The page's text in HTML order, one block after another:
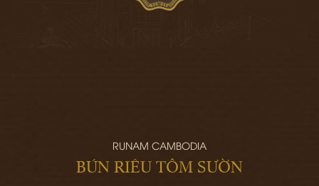
RUNAM CAMBODIA
BÚN RIÊU TÔM SƯỜN